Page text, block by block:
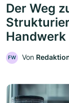
Der Weg
Handwerk
FW Von